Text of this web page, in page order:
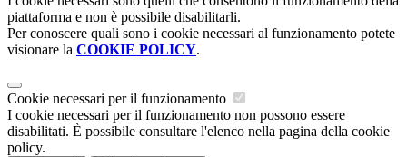
piattaforma e non è possibile disabilitarli.
Per conoscere quali sono i cookie necessari al funzionamento potete
visionare la COOKIE POLICY.
Cookie necessari per il funzionamento
I cookie necessari per il funzionamento non possono essere
disabilitati. È possibile consultare l'elenco nella pagina della cookie
policy.